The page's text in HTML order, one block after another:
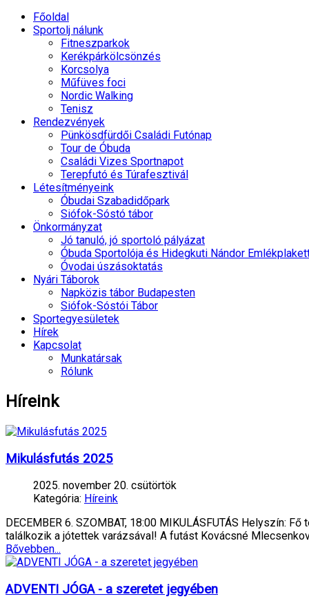
Főoldal
Sportolj nálunk
Fitneszparkok
Kerékpárkölcsönzés
Korcsolya
Műfüves foci
Nordic Walking
Tenisz
Rendezvények
Pünkösdfürdői Családi Futónap
Tour de Óbuda
Családi Vizes Sportnapot
Terepfutó és Túrafesztivál
Létesítményeink
Óbudai Szabadidőpark
Siófok-Sóstó tábor
Önkormányzat
Jó tanuló, jó sportoló pályázat
Óbuda Sportolója és Hidegkuti Nándor
Óvodai úszásoktatás
Nyári Táborok
Napközis tábor Budapesten
Siófok-Sóstói Tábor
Sportegyesületek
Hírek
Kapcsolat
Munkatársak
Rólunk
Híreink
Mikulásfutás 2025
2025. november 20. csütörtök
Kategória: Híreink
DECEMBER 6. SZOMBAT, 18:00 MIKULÁSFUTÁS Helyszín:
találkozik a jótettek varázsával! A futást Kovácsné
Bővebben...
ADVENTI JÓGA - a szeretet jegyében